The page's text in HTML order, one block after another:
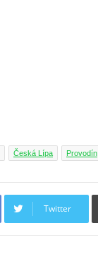
Česká Lípa Provodín
Twitter